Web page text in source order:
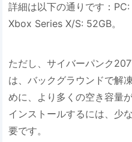
詳細は以下の通りです：
Xbox Series X/S: 52GB。
ただし、サイバーパンク
は、バックグラウンドで解
めに、より多くの空き容量
インストールするには、少
要です。